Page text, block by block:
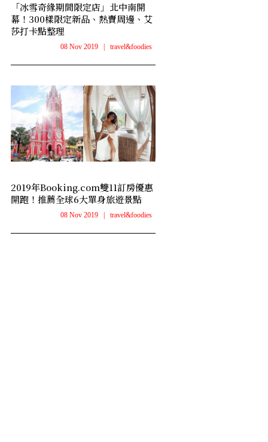
「冰雪奇緣期間限定店」北中南開
幕！300樣限定新品、熱賣周邊、艾
莎打卡點整理
08 Nov 2019 travel&foodies
2019年Booking.com雙11訂房優惠
開跑！推薦全球6大單身旅遊景點
08 Nov 2019 travel&foodies